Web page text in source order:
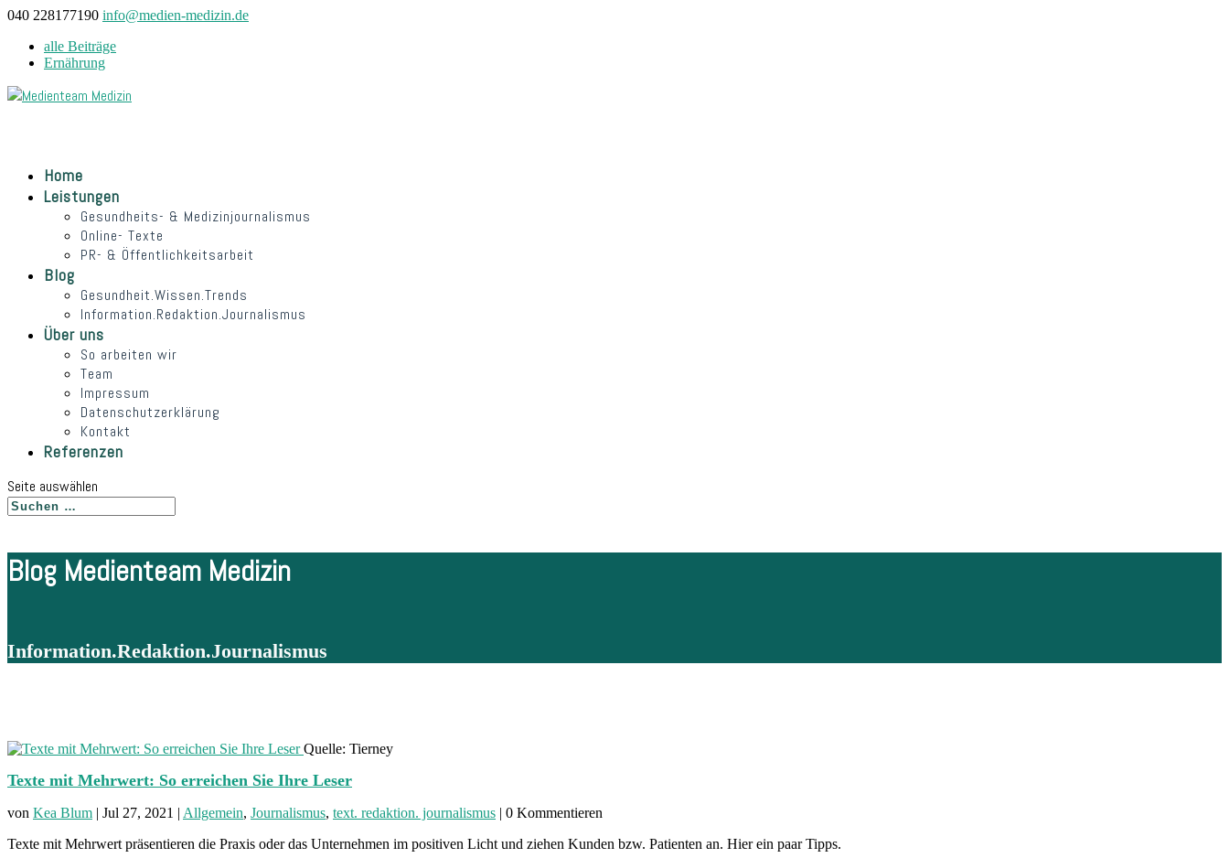
040 228177190 info@medien-medizin.de
alle Beiträge
Ernährung
Home
Leistungen
Gesundheits- & Medizinjournalismus
Online- Texte
PR- & Öffentlichkeitsarbeit
Blog
Gesundheit.Wissen.Trends
Information.Redaktion.Journalismus
Über uns
So arbeiten wir
Team
Impressum
Datenschutzerklärung
Kontakt
Referenzen
Seite auswählen
Blog Medienteam Medizin
Information.Redaktion.Journalismus
Quelle: Tierney
Texte mit Mehrwert: So erreichen Sie Ihre Leser
von Kea Blum | Jul 27, 2021 | Allgemein, Journalismus, text. redaktion. journalismus | 0 Kommentieren
Texte mit Mehrwert präsentieren die Praxis oder das Unternehmen im positiven Licht und ziehen Kunden bzw. Patienten an. Hier ein paar Tipps.